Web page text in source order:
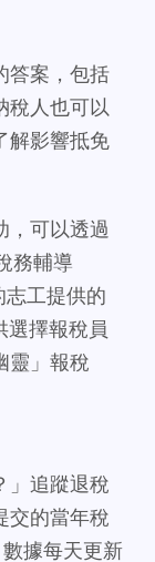
答案，包括
稅人也可以
解影響抵免
，可以透過
務輔導
志工提供的
選擇報稅員
靈」報稅
」追蹤退稅
交的當年稅
據每天更新